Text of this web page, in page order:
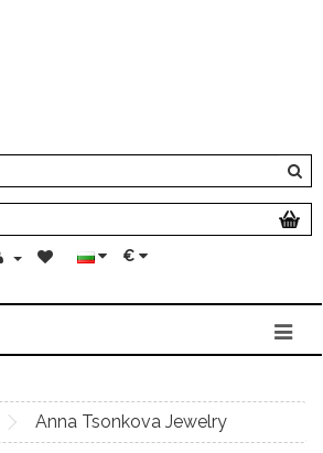
€
Anna Tsonkova Jewelry